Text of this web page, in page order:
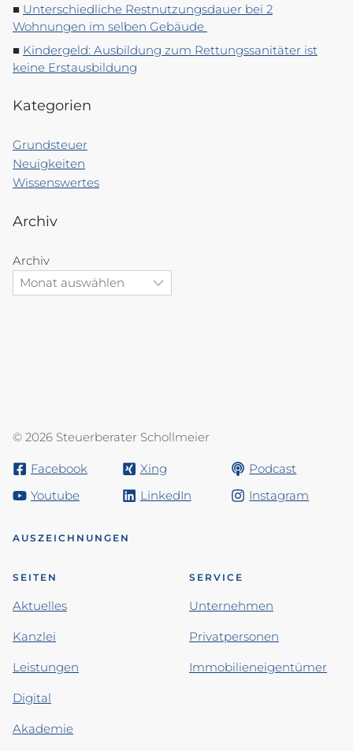
Unterschiedliche Restnutzungsdauer bei 2
Wohnungen im selben Gebäude
Kindergeld: Ausbildung zum Rettungssanitäter ist
keine Erstausbildung
Kategorien
Grundsteuer
Neuigkeiten
Wissenswertes
Archiv
Archiv
© 2026 Steuerberater Schollmeier
Facebook Xing
Podcast
Youtube
LinkedIn Instagram
AUSZEICHNUNGEN
SEITEN
Aktuelles
Kanzlei
Leistungen
Digital
Akademie
SERVICE
Unternehmen
Privatpersonen
Immobilieneigentümer